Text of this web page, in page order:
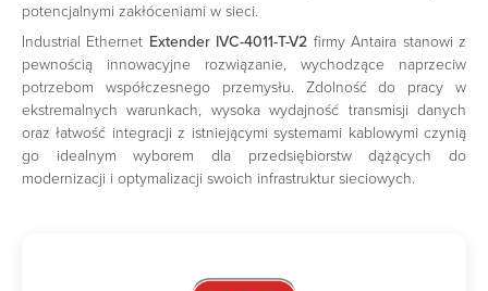
potencjalnymi zakłóceniami w sieci.
Industrial Ethernet Extender IVC-4011-T-V2 firmy Antaira stanowi z
pewnością innowacyjne rozwiązanie, wychodzące naprzeciw
potrzebom współczesnego przemysłu. Zdolność do pracy w
ekstremalnych warunkach, wysoka wydajność transmisji danych
oraz łatwość integracji z istniejącymi systemami kablowymi czynią
go idealnym wyborem dla przedsiębiorstw dążących do
modernizacji i optymalizacji swoich infrastruktur sieciowych.